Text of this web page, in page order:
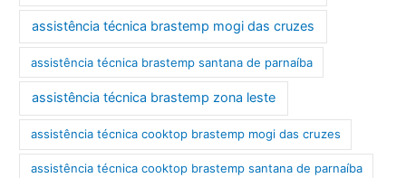
assistência técnica brastemp mogi das cruzes
assistência técnica brastemp santana de parnaíba
assistência técnica brastemp zona leste
assistência técnica cooktop brastemp mogi das cruzes
assistência técnica cooktop brastemp santana de parnaíba